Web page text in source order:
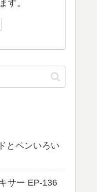
す。
とペンいろい
サー EP-136